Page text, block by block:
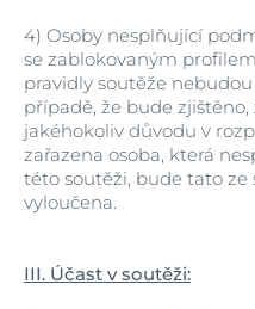
4) Osoby nesplňující
se zablokovaným
pravidly soutěže
případě, že bude
jakéhokoliv důvodu v
zařazena osoba, která
této soutěži, bude tato ze
vyloučena.
III. Účast v soutěži: